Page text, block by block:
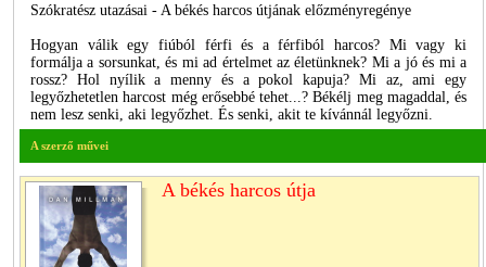
Szókratész utazásai - A békés harcos útjának előzményregénye
Hogyan válik egy fiúból férfi és a férfiból harcos? Mi vagy ki
formálja a sorsunkat, és mi ad értelmet az életünknek? Mi a jó és mi a
rossz? Hol nyílik a menny és a pokol kapuja? Mi az, ami egy
legyőzhetetlen harcost még erősebbé tehet...? Békélj meg magaddal, és
nem lesz senki, aki legyőzhet. És senki, akit te kívánnál legyőzni.
A szerző művei
A békés harcos útja